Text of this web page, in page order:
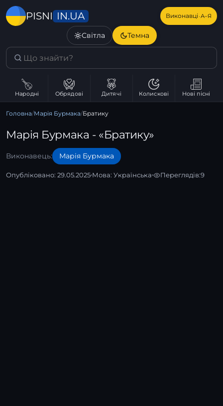
PISNI IN.UA Виконавці·А–Я
Світла Темна
Народні Обрядові Дитячі Колискові Нові пісні
Головна/Марія Бурмака/Братику
Марія Бурмака - «Братику»
Виконавець: Марія Бурмака
Опубліковано: 29.05.2025 Мова: Українська Переглядів:9